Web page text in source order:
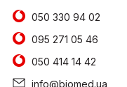
050 330 94 02
095 271 05 46
050 414 14 42
info@biomed.ua